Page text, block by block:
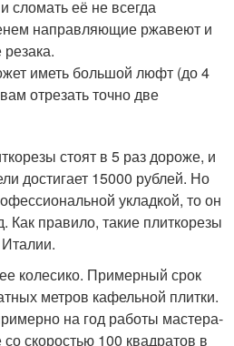
сломать её не всегда
направляющие ржавеют и
иметь большой люфт (до 4
отрезать точно две
стоят в 5 раз дороже, и
достигает 15000 рублей. Но
укладкой, то он
Как правило, такие плиткорезы
колесико. Примерный срок
метров кафельной плитки.
на год работы мастера-
скоростью 100 квадратов в